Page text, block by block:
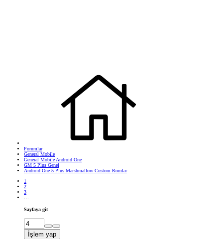
Forumlar
General Mobile
General Mobile Android One
GM 5 Plus Genel
Android One 5 Plus Marshmallow Custom Romlar
1
2
3
Sayfaya git
İşlem yap